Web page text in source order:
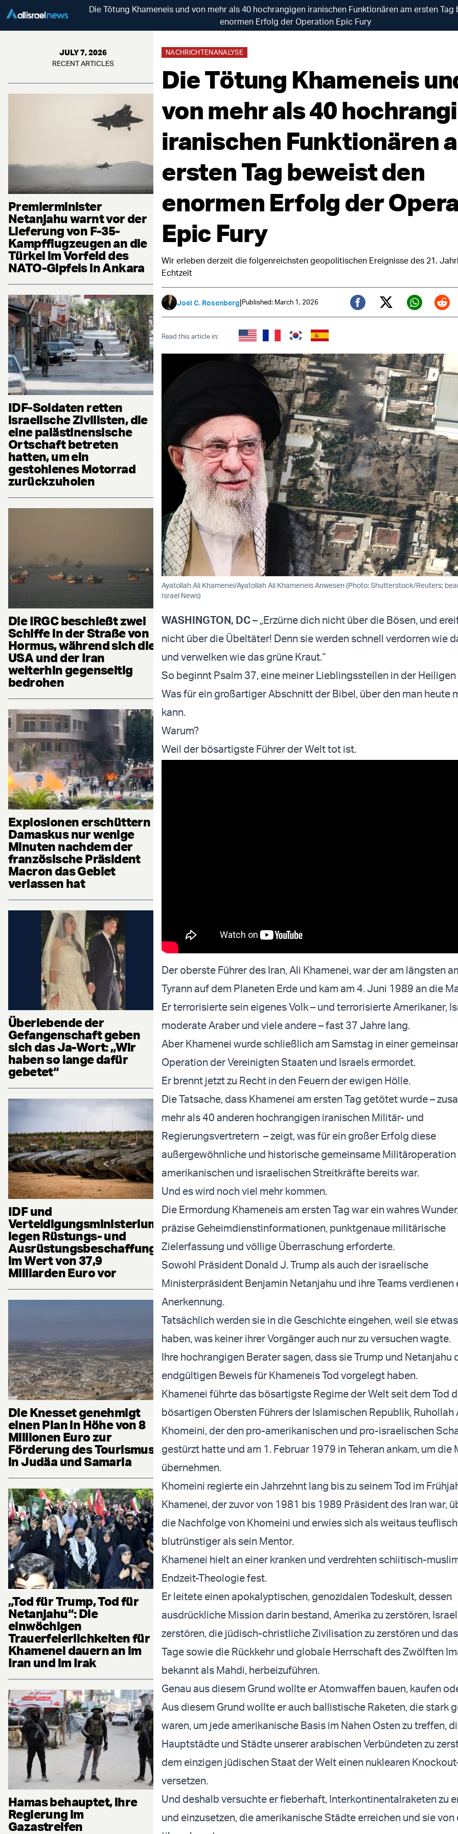
Die Tötung Khameneis und von mehr als 40 hochrangigen iranischen Funktionären am ersten Tag
enormen Erfolg der Operation Epic Fury
JULY 7, 2026
RECENT ARTICLES
Premierminister
Netanjahu warnt vor der
Lieferung von F-35-
Kampfflugzeugen an die
Türkei im Vorfeld des
NATO-Gipfels in Ankara
IDF-Soldaten retten
israelische Zivilisten, die
eine palästinensische
Ortschaft betreten
hatten, um ein
gestohlenes Motorrad
zurückzuholen
Die IRGC beschießt zwei
Schiffe in der Straße von
Hormus, während sich die
USA und der Iran
weiterhin gegenseitig
bedrohen
Explosionen erschüttern
Damaskus nur wenige
Minuten nachdem der
französische Präsident
Macron das Gebiet
verlassen hat
Überlebende der
Gefangenschaft geben
sich das Ja-Wort: „Wir
haben so lange dafür
gebetet“
IDF und
Verteidigungsministerium
legen Rüstungs- und
Ausrüstungsbeschaffung
im Wert von 37,9
Milliarden Euro vor
Die Knesset genehmigt
einen Plan in Höhe von 8
Millionen Euro zur
Förderung des Tourismus
in Judäa und Samaria
„Tod für Trump, Tod für
Netanjahu“: Die
einwöchigen
Trauerfeierlichkeiten für
Khamenei dauern an im
Iran und im Irak
Hamas behauptet, ihre
Regierung im
Gazastreifen
NACHRICHTENANALYSE
Die Tötung Khameneis
von mehr als 40
iranischen Funktionären
ersten Tag beweist den
enormen Erfolg der
Epic Fury
Wir erleben derzeit die folgenreichsten geopolitischen Ereignisse des 21.
Echtzeit
Joel C. Rosenberg|Published: March 1, 2026
Facebook
Twitter (X)
Read this article in:
Ayatollah Ali Khamenei/Ayatollah Ali Khameneis Anwesen (Photo: Shutterstock/Reuters;
Israel News)
WASHINGTON, DC– „Erzürne dich nicht über die Bösen, und
nicht über die Übeltäter! Denn sie werden schnell verdorren wie
und verwelken wie das grüne Kraut.“
So beginnt Psalm 37, eine meiner Lieblingsstellen in der
Was für ein großartiger Abschnitt der Bibel, über den man heute
kann.
Warum?
Weil der bösartigste Führer der Welt tot ist.
Der oberste Führer des Iran, Ali Khamenei, war der am längsten
Tyrann auf dem Planeten Erde und kam am 4. Juni 1989 an die
Er terrorisierte sein eigenes Volk – und terrorisierte Amerikaner,
moderate Araber und viele andere – fast 37 Jahre lang.
Aber Khamenei wurde schließlich am Samstag in einer
Operation der Vereinigten Staaten und Israels ermordet.
Er brennt jetzt zu Recht in den Feuern der ewigen Hölle.
Die Tatsache, dass Khamenei am ersten Tag getötet wurde –
mehr als 40 anderen hochrangigen iranischen Militär- und
Regierungsvertretern – zeigt, was für ein großer Erfolg diese
außergewöhnliche und historische gemeinsame Militäroperation
amerikanischen und israelischen Streitkräfte bereits war.
Und es wird noch viel mehr kommen.
Die Ermordung Khameneis am ersten Tag war ein wahres
präzise Geheimdienstinformationen, punktgenaue militärische
Zielerfassung und völlige Überraschung erforderte.
Sowohl Präsident Donald J. Trump als auch der israelische
Ministerpräsident Benjamin Netanjahu und ihre Teams verdienen
Anerkennung.
Tatsächlich werden sie in die Geschichte eingehen, weil sie
haben, was keiner ihrer Vorgänger auch nur zu versuchen wagte.
Ihre hochrangigen Berater sagen, dass sie Trump und Netanjahu
endgültigen Beweis für Khameneis Tod vorgelegt haben.
Khamenei führte das bösartigste Regime der Welt seit dem Tod
bösartigen Obersten Führers der Islamischen Republik, Ruhollah
Khomeini, der den pro-amerikanischen und pro-israelischen
gestürzt hatte und am 1. Februar 1979 in Teheran ankam, um die
übernehmen.
Khomeini regierte ein Jahrzehnt lang bis zu seinem Tod im
Khamenei, der zuvor von 1981 bis 1989 Präsident des Iran war,
die Nachfolge von Khomeini und erwies sich als weitaus
blutrünstiger als sein Mentor.
Khamenei hielt an einer kranken und verdrehten schiitisch-
Endzeit-Theologie fest.
Er leitete einen apokalyptischen, genozidalen Todeskult, dessen
ausdrückliche Mission darin bestand, Amerika zu zerstören,
zerstören, die jüdisch-christliche Zivilisation zu zerstören und
Tage sowie die Rückkehr und globale Herrschaft des Zwölften
bekannt als Mahdi, herbeizuführen.
Genau aus diesem Grund wollte er Atomwaffen bauen, kaufen
Aus diesem Grund wollte er auch ballistische Raketen, die stark
waren, um jede amerikanische Basis im Nahen Osten zu treffen,
Hauptstädte und Städte unserer arabischen Verbündeten zu
dem einzigen jüdischen Staat der Welt einen nuklearen
versetzen.
Und deshalb versuchte er fieberhaft, Interkontinentalraketen zu
und einzusetzen, die amerikanische Städte erreichen und sie von